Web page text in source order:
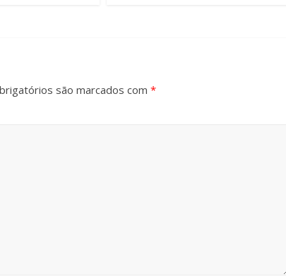
são marcados com *